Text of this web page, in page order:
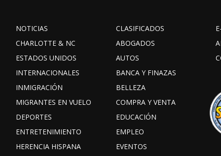
NOTICIAS
CHARLOTTE & NC
ESTADOS UNIDOS
INTERNACIONALES
INMIGRACIÓN
MIGRANTES EN VUELO
DEPORTES
ENTRETENIMIENTO
HERENCIA HISPANA
CLASIFICADOS
ABOGADOS
AUTOS
BANCA Y FINAZAS
BELLEZA
COMPRA Y VENTA
EDUCACIÓN
EMPLEO
EVENTOS